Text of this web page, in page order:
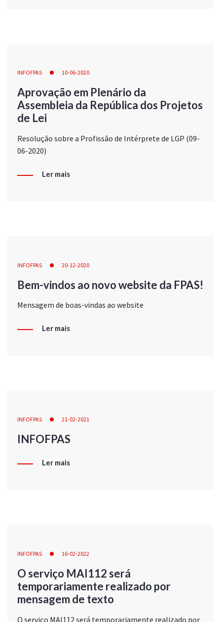
INFOFPAS 10-06-2020
Aprovação em Plenário da
Assembleia da República dos Projetos
de Lei
Resolução sobre a Profissão de Intérprete de LGP (09-
06-2020)
Ler mais
INFOFPAS 20-12-2020
Bem-vindos ao novo website da FPAS!
Mensagem de boas-vindas ao website
Ler mais
INFOFPAS 21-02-2021
INFOFPAS
Ler mais
INFOFPAS 16-02-2022
O serviço MAI112 será
temporariamente realizado por
mensagem de texto
O serviço MAI112 será temporariamente realizado por